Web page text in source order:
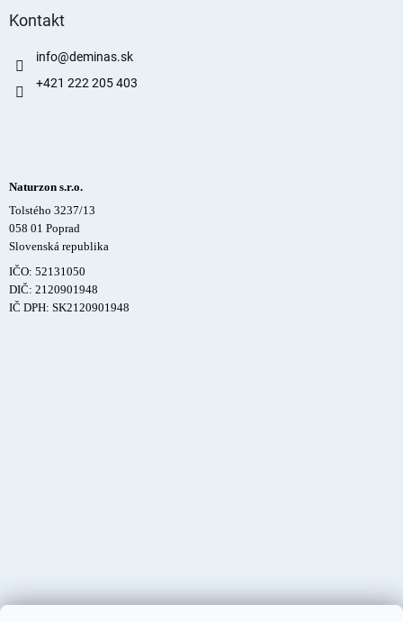
Kontakt
info@deminas.sk
+421 222 205 403
Naturzon s.r.o.
Tolstého 3237/13
058 01 Poprad
Slovenská republika
IČO: 52131050
DIČ: 2120901948
IČ DPH: SK2120901948